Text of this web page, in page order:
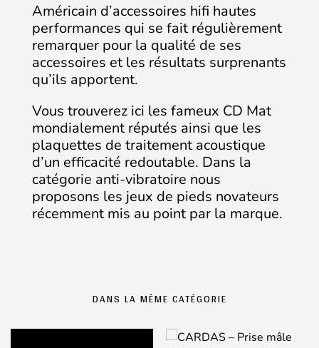
Américain d’accessoires hifi hautes
performances qui se fait régulièrement
remarquer pour la qualité de ses
accessoires et les résultats surprenants
qu’ils apportent.
Vous trouverez ici les fameux CD Mat
mondialement réputés ainsi que les
plaquettes de traitement acoustique
d’un efficacité redoutable. Dans la
catégorie anti-vibratoire nous
proposons les jeux de pieds novateurs
récemment mis au point par la marque.
DANS LA MÊME CATÉGORIE